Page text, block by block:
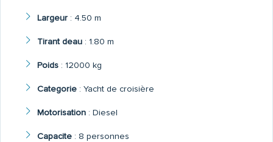
Largeur: 4.50 m
Tirant deau: 1.80 m
Poids: 12000 kg
Categorie: Yacht de croisière
Motorisation: Diesel
Capacite: 8 personnes